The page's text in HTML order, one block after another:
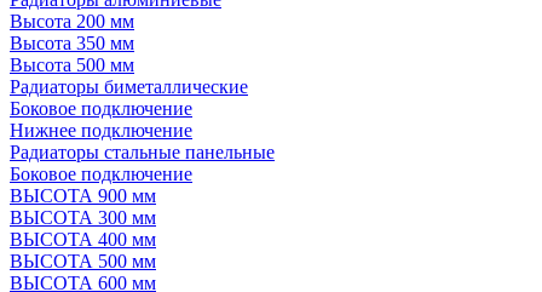
Высота 200 мм
Высота 350 мм
Высота 500 мм
Радиаторы биметаллические
Боковое подключение
Нижнее подключение
Радиаторы стальные панельные
Боковое подключение
ВЫСОТА 900 мм
ВЫСОТА 300 мм
ВЫСОТА 400 мм
ВЫСОТА 500 мм
ВЫСОТА 600 мм